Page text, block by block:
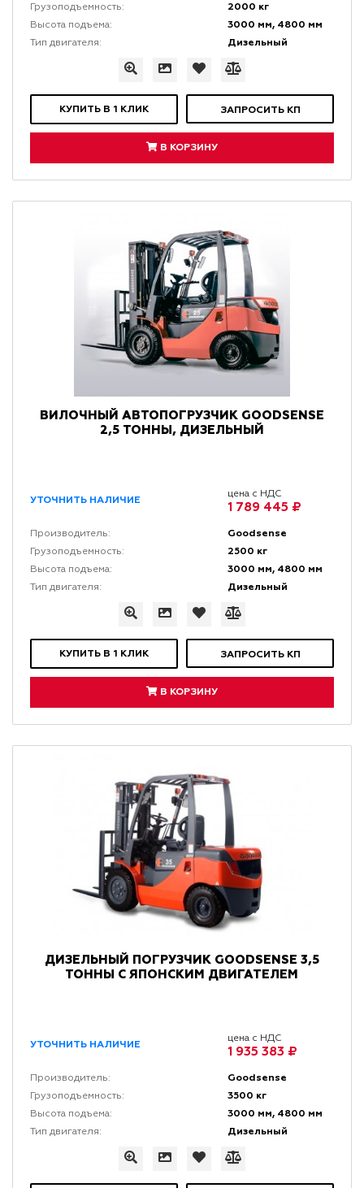
Грузоподъемность: 2000 кг
Высота подъема: 3000 мм, 4800 мм
Тип двигателя: Дизельный
КУПИТЬ В 1 КЛИК ЗАПРОСИТЬ КП
В КОРЗИНУ
ВИЛОЧНЫЙ АВТОПОГРУЗЧИК GOODSENSE
2,5 ТОННЫ, ДИЗЕЛЬНЫЙ
УТОЧНИТЬ НАЛИЧИЕ
цена с НДС
1 789 445 ₽
Производитель: Goodsense
Грузоподъемность: 2500 кг
Высота подъема: 3000 мм, 4800 мм
Тип двигателя: Дизельный
КУПИТЬ В 1 КЛИК ЗАПРОСИТЬ КП
В КОРЗИНУ
ДИЗЕЛЬНЫЙ ПОГРУЗЧИК GOODSENSE 3,5
ТОННЫ С ЯПОНСКИМ ДВИГАТЕЛЕМ
УТОЧНИТЬ НАЛИЧИЕ
цена с НДС
1 935 383 ₽
Производитель: Goodsense
Грузоподъемность: 3500 кг
Высота подъема: 3000 мм, 4800 мм
Тип двигателя: Дизельный